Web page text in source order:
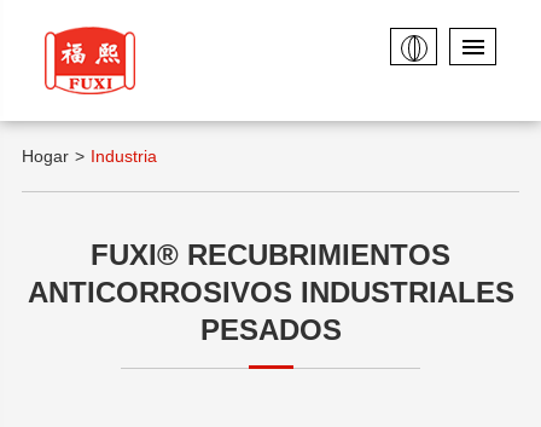
Hogar Industria
FUXI® RECUBRIMIENTOS
ANTICORROSIVOS INDUSTRIALES
PESADOS